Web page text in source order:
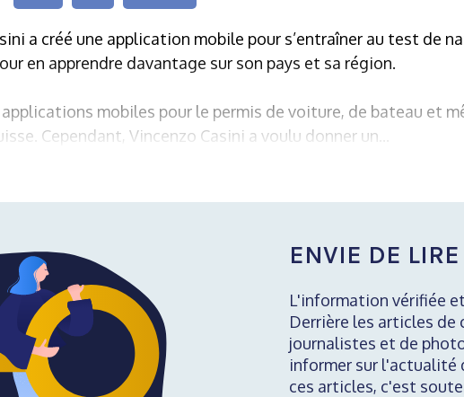
a créé une application mobile pour s’entraîner au test de
en apprendre davantage sur son pays et sa région.
mobiles pour le permis de voiture, de bateau et
Cependant, Vincenzo Casini a voulu donner un...
ENVIE DE
L'information vérifiée
Derrière les articles de
journalistes et de
informer sur l'actualité
ces articles, c'est